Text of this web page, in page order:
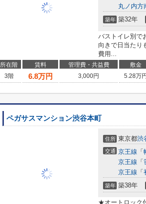
丸ノ内方
築年 築32年
バストイレ別で
向きで日当たり
費用...
所在階 賃料 管理費・共益費 敷金
3階
6.8万円 3,000円 5.28万円
ペガサスマンション渋谷本町
住所 東京都渋
交通 京王線 「
京王線 「
京王線 「
築年 築38年
★オートロック